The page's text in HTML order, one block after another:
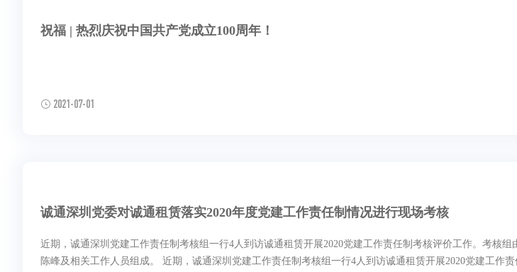
祝福 | 热烈庆祝中国共产党成立100周年！
2021-07-01
诚通深圳党委对诚通租赁落实2020年度党建工作责任制情况进行现场考核
近期，诚通深圳党建工作责任制考核组一行4人到访诚通租赁开展2020党建工作责任制考核评价工作。考核
陈峰及相关工作人员组成。 近期，诚通深圳党建工作责任制考核组一行4人到访诚通租赁开展